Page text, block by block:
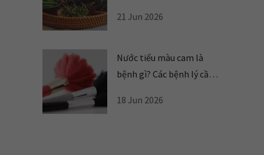
21 Jun 2026
Nước tiểu màu cam là
bệnh gì? Các bệnh lý cần
18 Jun 2026